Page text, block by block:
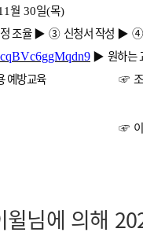
월 30일(목)
조율▶ ③ 신청서 작성 ▶
▶원하는
예방교육 ☞
☞
윌님에 의해